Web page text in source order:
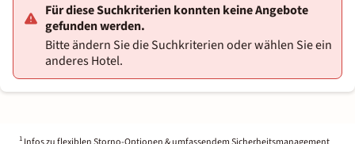
Für diese Suchkriterien konnten keine Angebote
gefunden werden.
Bitte ändern Sie die Suchkriterien oder wählen Sie ein
anderes Hotel.
1